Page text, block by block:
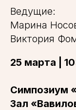
Ведущие:
Марина
Виктория
25 марта |
Симпозиум
Зал